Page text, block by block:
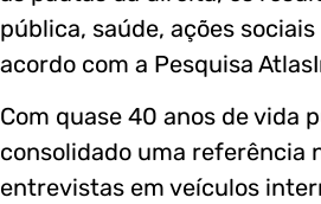
pública, saúde, ações
acordo com a Pesquisa
Com quase 40 anos de vida
consolidado uma referência
entrevistas em veículos